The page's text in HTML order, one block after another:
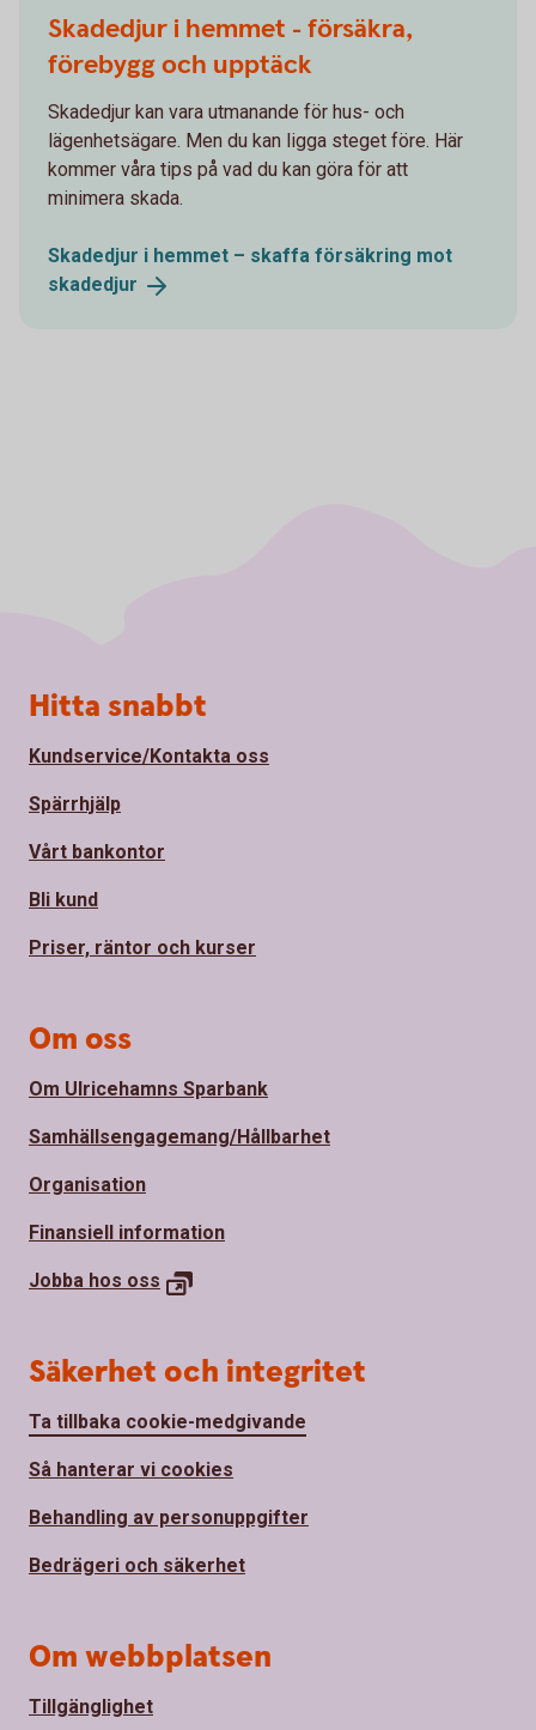
Skadedjur i hemmet - försäkra,
förebygg och upptäck
Skadedjur kan vara utmanande för hus- och
lägenhetsägare. Men du kan ligga steget före. Här
kommer våra tips på vad du kan göra för att
minimera skada.
Skadedjur i hemmet – skaffa försäkring mot
skadedjur
Sidfot
Hitta snabbt
Kundservice/Kontakta oss
Spärrhjälp
Vårt bankontor
Bli kund
Priser, räntor och kurser
Om oss
Om Ulricehamns Sparbank
Samhällsengagemang/Hållbarhet
Organisation
Finansiell information
Jobba hos oss
Säkerhet och integritet
Ta tillbaka cookie-medgivande
Så hanterar vi cookies
Behandling av personuppgifter
Bedrägeri och säkerhet
Om webbplatsen
Tillgänglighet